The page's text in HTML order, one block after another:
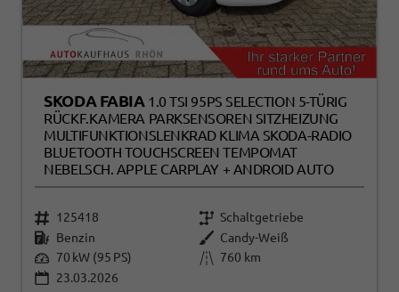
SKODA FABIA 1.0 TSI 95PS SELECTION 5-TÜRIG
RÜCKF.KAMERA PARKSENSOREN SITZHEIZUNG
MULTIFUNKTIONSLENKRAD KLIMA SKODA-RADIO
BLUETOOTH TOUCHSCREEN TEMPOMAT
NEBELSCH. APPLE CARPLAY + ANDROID AUTO
125418
Schaltgetriebe
Benzin
Candy-Weiß
70 kW (95 PS)
760 km
23.03.2026